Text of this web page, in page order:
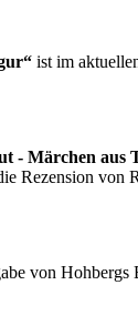
ist im
- Märchen aus
Rezension von
von Hohbergs